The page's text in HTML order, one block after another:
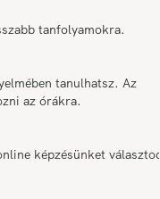
tanfolyamokra.
tanulhatsz. Az
az órákra.
képzésünket választod,